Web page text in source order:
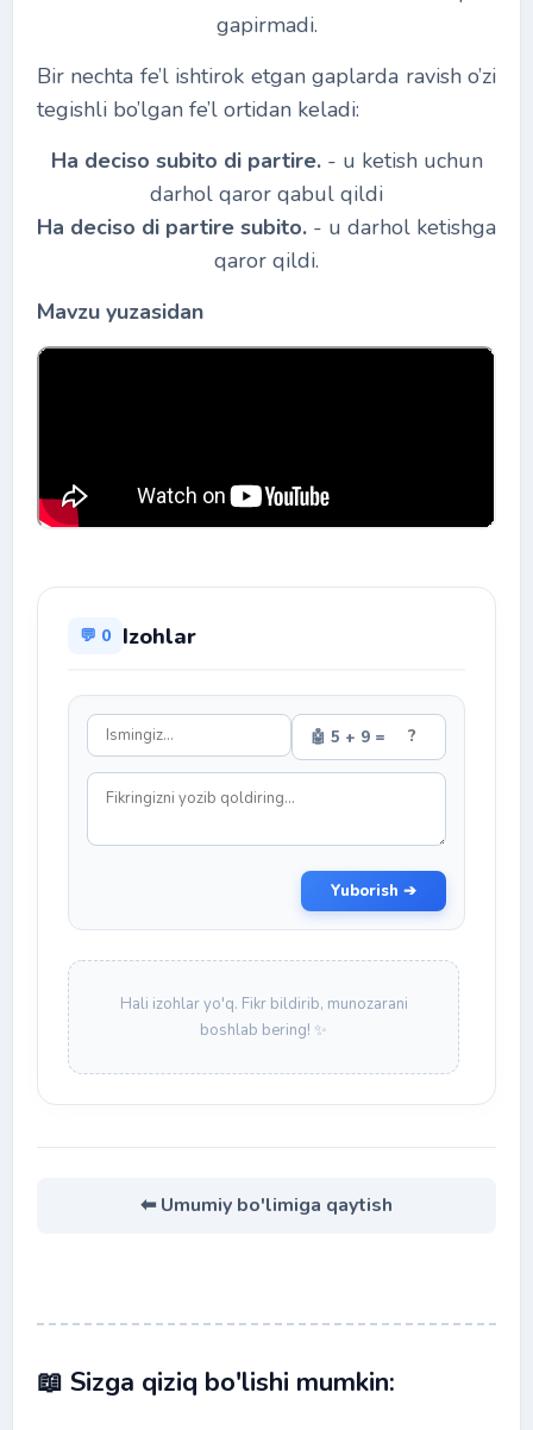
gapirmadi.
Bir nechta fe’l ishtirok etgan gaplarda ravish o’zi
tegishli bo’lgan fe’l ortidan keladi:
На deciso subito di partire.- u ketish uchun
darhol qaror qabul qildi
Hа deciso di partire subito. - u darhol ketishga
qaror qildi.
Mavzu yuzasidan
💬 0 Izohlar
🤖 5 + 9 =
Yuborish ➔
Hali izohlar yo'q. Fikr bildirib, munozarani
boshlab bering! ✨
⬅ Umumiy bo'limiga qaytish
📖 Sizga qiziq bo'lishi mumkin: